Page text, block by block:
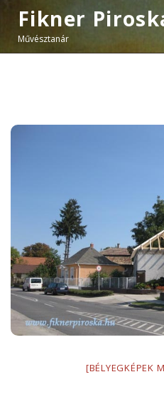
Fikner
Művésztanár
[BÉLYEGKÉPEK